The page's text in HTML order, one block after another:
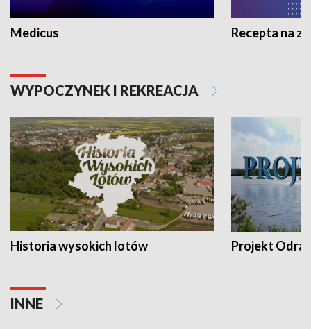
Medicus Recepta na
WYPOCZYNEK I REKREACJA
Historia wysokich lotów Projekt Odra
INNE